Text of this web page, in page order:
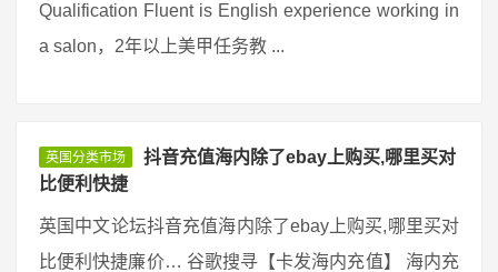
Qualification Fluent is English experience working in
a salon，2年以上美甲任务教 ...
英国分类市场
抖音充值海内除了ebay上购买,哪里买对
比便利快捷
英国中文论坛抖音充值海内除了ebay上购买,哪里买对
比便利快捷廉价… 谷歌搜寻【卡发海内充值】 海内充